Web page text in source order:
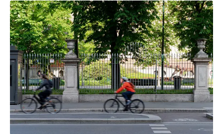
Lees meer over Verken Milaan op de fiets!